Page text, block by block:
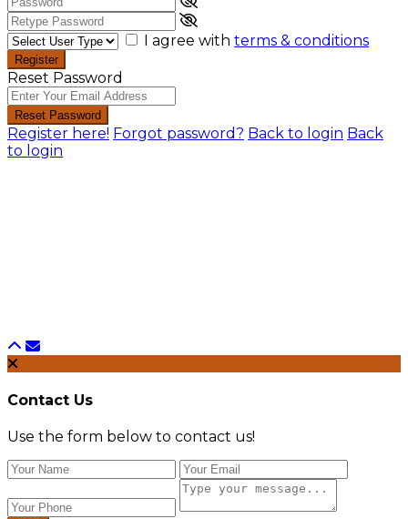
I agree with terms & conditions
Register
Reset Password
Reset Password
Register here! Forgot password? Back to login Back
to login
Contact Us
Use the form below to contact us!